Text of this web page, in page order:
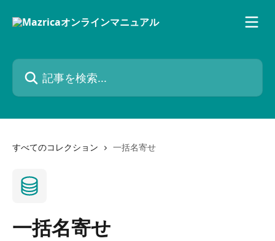
記事を検索...
すべてのコレクション 一括名寄せ
一括名寄せ